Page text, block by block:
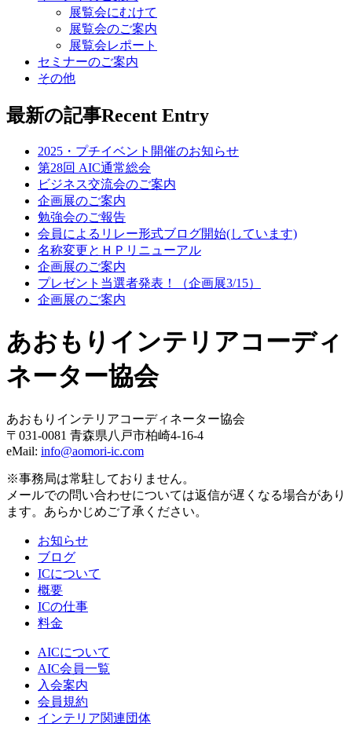
join AIC
入会申し込みフォーム
展覧会にむけて
展覧会のご案内
展覧会レポート
セミナーのご案内
その他
最新の記事Recent Entry
2025・プチイベント開催のお知らせ
第28回 AIC通常総会
ビジネス交流会のご案内
企画展のご案内
勉強会のご報告
会員によるリレー形式ブログ開始(しています)
名称変更とＨＰリニューアル
企画展のご案内
プレゼント当選者発表！（企画展3/15）
企画展のご案内
あおもりインテリアコーディ
ネーター協会
あおもりインテリアコーディネーター協会
〒031-0081 青森県八戸市柏崎4-16-4
eMail: info@aomori-ic.com
※事務局は常駐しておりません。
メールでの問い合わせについては返信が遅くなる場合があり
ます。あらかじめご了承ください。
お知らせ
ブログ
ICについて
概要
ICの仕事
料金
AICについて
AIC会員一覧
入会案内
会員規約
インテリア関連団体